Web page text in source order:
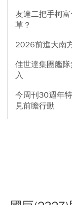
友達二把手柯
草？
2026前進大南
佳世達集團艦
入
今周刊30週年
見前瞻行動